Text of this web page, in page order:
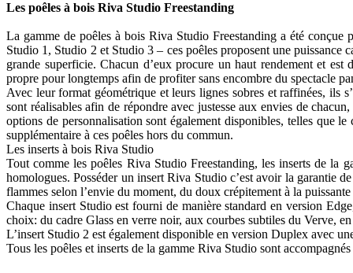
Les poêles à bois Riva Studio Freestanding
La gamme de poêles à bois Riva Studio Freestanding a été
Studio 1, Studio 2 et Studio 3 – ces poêles proposent une
grande superficie. Chacun d’eux procure un haut rendement et
propre pour longtemps afin de profiter sans encombre du spectacle
Avec leur format géométrique et leurs lignes sobres et raffinées, ils
sont réalisables afin de répondre avec justesse aux envies de
options de personnalisation sont également disponibles, telles que
supplémentaire à ces poêles hors du commun.
Les inserts à bois Riva Studio
Tout comme les poêles Riva Studio Freestanding, les inserts de la
homologues. Posséder un insert Riva Studio c’est avoir la garantie
flammes selon l’envie du moment, du doux crépitement à la
Chaque insert Studio est fourni de manière standard en version
choix: du cadre Glass en verre noir, aux courbes subtiles du Verve,
L’insert Studio 2 est également disponible en version Duplex avec
Tous les poêles et inserts de la gamme Riva Studio sont